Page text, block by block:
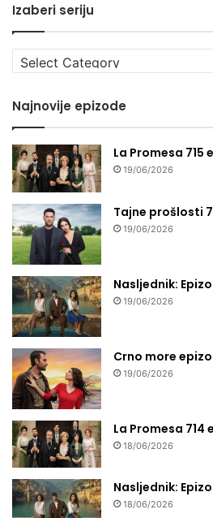
Izaberi seriju
Izaberi
seriju
Najnovije epizode
La Promesa 715
19/06/2026
Tajne prošlosti
19/06/2026
Nasljednik:
19/06/2026
Crno more
19/06/2026
La Promesa 714
18/06/2026
Nasljednik:
18/06/2026